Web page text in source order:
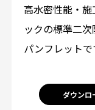
高水密性能・
ックの標準二
パンフレットで
ダウンロ